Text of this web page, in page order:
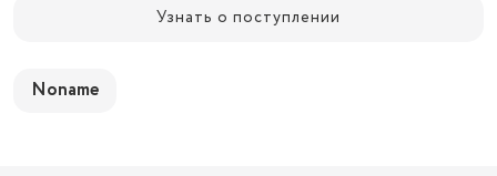
Узнать о поступлении
Noname